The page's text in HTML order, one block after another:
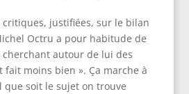
critiques, justifiées, sur le bilan
Octru a pour habitude de
autour de lui des
fait moins bien ». Ça marche à
que soit le sujet on trouve